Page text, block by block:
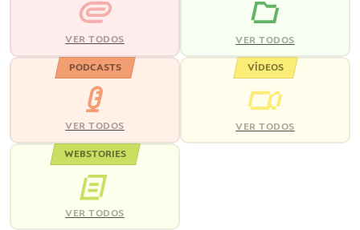
VER TODOS VER TODOS
PODCASTS
VER TODOS
VÍDEOS
VER TODOS
WEBSTORIES
VER TODOS